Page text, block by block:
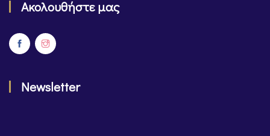
Ακολουθήστε μας
Newsletter